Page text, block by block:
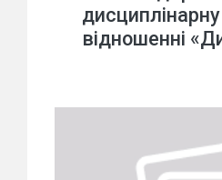
відношенні